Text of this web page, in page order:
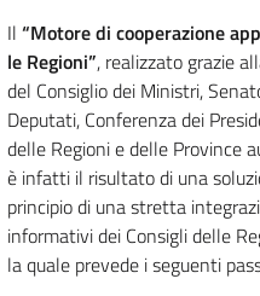
Il “Motore di cooperazione
le Regioni”, realizzato grazie
del Consiglio dei Ministri,
Deputati, Conferenza dei
delle Regioni e delle Province
è infatti il risultato di una
principio di una stretta
informativi dei Consigli delle
la quale prevede i seguenti